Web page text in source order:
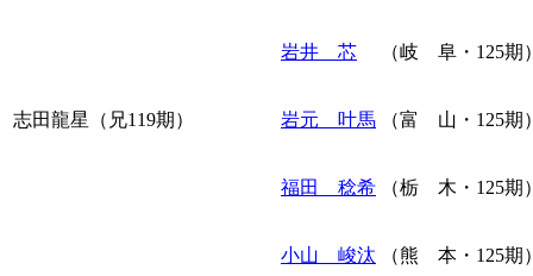
志田龍星（兄119期）
岩井 芯 （岐 阜・125期
岩元 叶馬 （富 山・125期
福田 稔希 （栃 木・125期
小山 峻汰 （熊 本・125期